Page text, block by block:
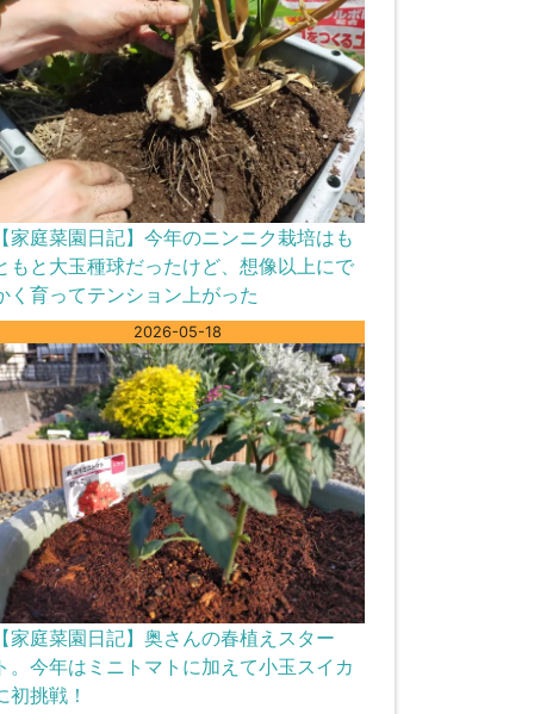
家庭菜園日記】今年のニンニク栽培はも
もと大玉種球だったけど、想像以上にで
く育ってテンション上がった
2026-05-18
家庭菜園日記】奥さんの春植えスター
。今年はミニトマトに加えて小玉スイカ
初挑戦！